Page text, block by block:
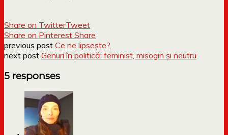
Share on TwitterTweet
Share on Pinterest Share
previous post Ce ne lipsește?
next post Genuri în politică: feminist, misogin și neutru
5 responses